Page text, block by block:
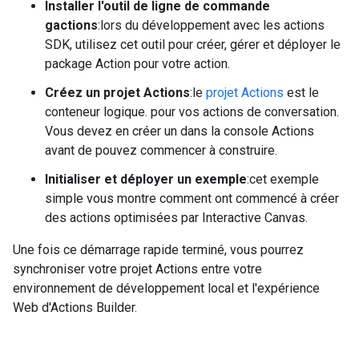
Installer l'outil de ligne de commande
gactions:lors du développement avec les actions
SDK, utilisez cet outil pour créer, gérer et déployer le
package Action pour votre action.
Créez un projet Actions:le projet Actions est le
conteneur logique. pour vos actions de conversation.
Vous devez en créer un dans la console Actions
avant de pouvez commencer à construire.
Initialiser et déployer un exemple:cet exemple
simple vous montre comment ont commencé à créer
des actions optimisées par Interactive Canvas.
Une fois ce démarrage rapide terminé, vous pourrez
synchroniser votre projet Actions entre votre
environnement de développement local et l'expérience
Web d'Actions Builder.